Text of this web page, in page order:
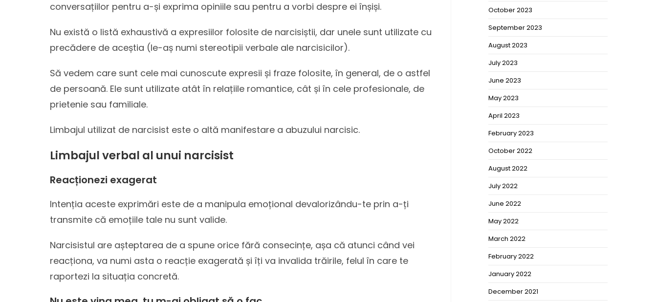
conversațiilor pentru a-și exprima opiniile sau pentru a vorbi despre ei înșiși.
Nu există o listă exhaustivă a expresiilor folosite de narcisiștii, dar unele sunt utilizate cu
precădere de aceștia (le-aș numi stereotipii verbale ale narcisicilor).
Să vedem care sunt cele mai cunoscute expresii și fraze folosite, în general, de o astfel
de persoană. Ele sunt utilizate atât în relațiile romantice, cât și în cele profesionale, de
prietenie sau familiale.
Limbajul utilizat de narcisist este o altă manifestare a abuzului narcisic.
Limbajul verbal al unui narcisist
Reacționezi exagerat
Intenția aceste exprimări este de a manipula emoțional devalorizându-te prin a-ți
transmite că emoțiile tale nu sunt valide.
Narcisistul are așteptarea de a spune orice fără consecințe, așa că atunci când vei
reacționa, va numi asta o reacție exagerată și îți va invalida trăirile, felul în care te
raportezi la situația concretă.
October 2023
September 2023
August 2023
July 2023
June 2023
May 2023
April 2023
February 2023
October 2022
August 2022
July 2022
June 2022
May 2022
March 2022
February 2022
January 2022
December 2021